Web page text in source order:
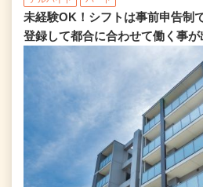
未経験OK！シフトは事前申告制
登録して都合に合わせて働く事が